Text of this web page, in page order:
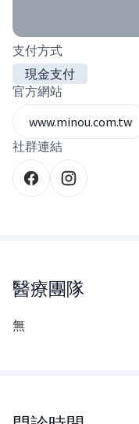
支付方式
現金支付
官方網站
www.minou.com.tw
社群連結
醫療團隊
無